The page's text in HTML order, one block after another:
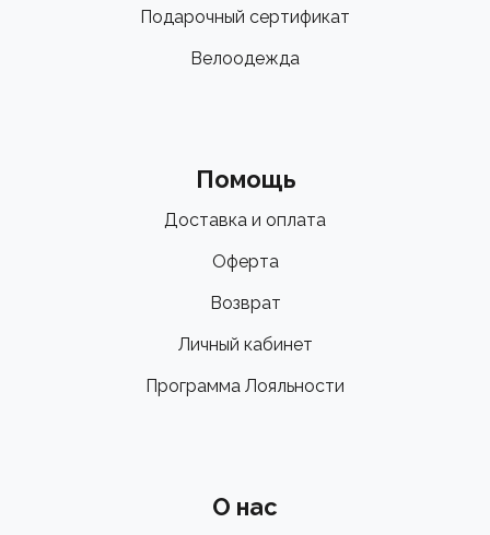
Подарочный сертификат
Велоодежда
Помощь
Доставка и оплата
Оферта
Возврат
Личный кабинет
Программа Лояльности
О нас